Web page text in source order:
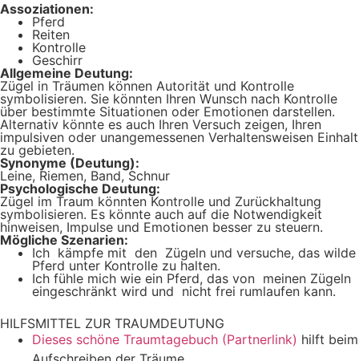
Assoziationen:
Pferd
Reiten
Kontrolle
Geschirr
Allgemeine Deutung:
Zügel in Träumen können Autorität und Kontrolle
symbolisieren. Sie könnten Ihren Wunsch nach Kontrolle
über bestimmte Situationen oder Emotionen darstellen.
Alternativ könnte es auch Ihren Versuch zeigen, Ihren
impulsiven oder unangemessenen Verhaltensweisen Einhalt
zu gebieten.
Synonyme (Deutung):
Leine, Riemen, Band, Schnur
Psychologische Deutung:
Zügel im Traum könnten Kontrolle und Zurückhaltung
symbolisieren. Es könnte auch auf die Notwendigkeit
hinweisen, Impulse und Emotionen besser zu steuern.
Mögliche Szenarien:
Ic​h​ ​ ​​​kämpfe​​ ​​​​mit​​ ​ ​​den ​ ​​Zügeln ​​und ​​versuche,​​ ​​das​​ ​​wilde​​
​​Pferd​ ​unter​​ ​​Kontrolle​​​​ ​​zu​​ ​halten.
Ich ​​​​fühle​​ ​​mich​​ ​​wie​​ ​​ein​ ​​Pferd,​​ ​​das​​ ​​von​​ ​ ​​meinen​​ ​​Zügeln​​ ​​
eingeschränkt​​ ​​wird​​ ​​und​​ ​ ​​nicht​​ ​​frei​​ ​rumlaufen​​​​ ​​kann​​​​.​​
HILFSMITTEL ZUR TRAUMDEUTUNG
Dieses schöne Traumtagebuch (Partnerlink) hilft beim